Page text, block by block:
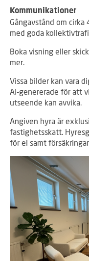
Kommunikationer
Gångavstånd om
med goda
Boka visning eller
mer.
Vissa bilder kan vara
AI‑genererade för att
utseende kan avvika.
Angiven hyra är
fastighetsskatt.
för el samt försäkringar.